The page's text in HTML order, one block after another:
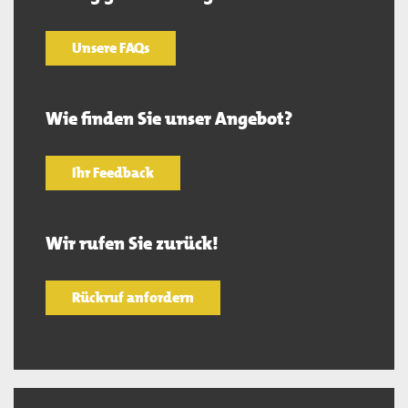
Unsere FAQs
Wie finden Sie unser Angebot?
Ihr Feedback
Wir rufen Sie zurück!
Rückruf anfordern